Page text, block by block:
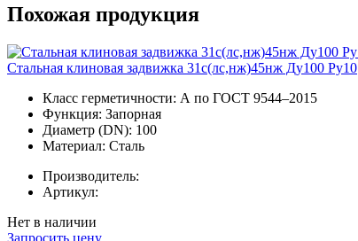
Похожая продукция
Стальная клиновая задвижка 31с(лс,нж)45нж Ду100 Ру10
Класс герметичности: А по ГОСТ 9544–2015
Функция: Запорная
Диаметр (DN): 100
Материал: Сталь
Производитель:
Артикул:
Нет в наличии
Запросить цену